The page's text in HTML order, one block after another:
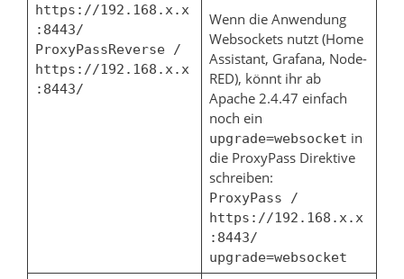
https://192.168.x.x
:8443/
ProxyPassReverse /
https://192.168.x.x
:8443/
Wenn die Anwendung
Websockets nutzt (Home
Assistant, Grafana, Node-
RED), könnt ihr ab
Apache 2.4.47 einfach
noch ein
upgrade=websocket in
die ProxyPass Direktive
schreiben:
ProxyPass /
https://192.168.x.x
:8443/
upgrade=websocket